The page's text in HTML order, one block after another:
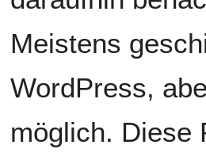
Meistens
WordPress,
möglich. Diese